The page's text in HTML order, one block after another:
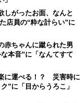
しがったお面、なんと
店員の“粋な計らい”に
赤ちゃんに蹴られた男
本音”に「なんてすて
に運べる！？ 災害時に
”に「目からうろこ」